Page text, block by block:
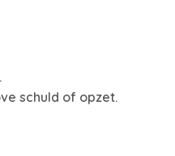
schuld of opzet.